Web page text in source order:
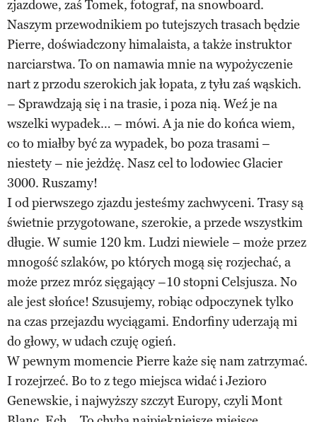
zjazdowe, zaś Tomek, fotograf, na snowboard.
Naszym przewodnikiem po tutejszych trasach będzie
Pierre, doświadczony himalaista, a także instruktor
narciarstwa. To on namawia mnie na wypożyczenie
nart z przodu szerokich jak łopata, z tyłu zaś wąskich.
– Sprawdzają się i na trasie, i poza nią. Weź je na
wszelki wypadek… – mówi. A ja nie do końca wiem,
co to miałby być za wypadek, bo poza trasami –
niestety – nie jeżdżę. Nasz cel to lodowiec Glacier
3000. Ruszamy!
I od pierwszego zjazdu jesteśmy zachwyceni. Trasy są
świetnie przygotowane, szerokie, a przede wszystkim
długie. W sumie 120 km. Ludzi niewiele – może przez
mnogość szlaków, po których mogą się rozjechać, a
może przez mróz sięgający –10 stopni Celsjusza. No
ale jest słońce! Szusujemy, robiąc odpoczynek tylko
na czas przejazdu wyciągami. Endorfiny uderzają mi
do głowy, w udach czuję ogień.
W pewnym momencie Pierre każe się nam zatrzymać.
I rozejrzeć. Bo to z tego miejsca widać i Jezioro
Genewskie, i najwyższy szczyt Europy, czyli Mont